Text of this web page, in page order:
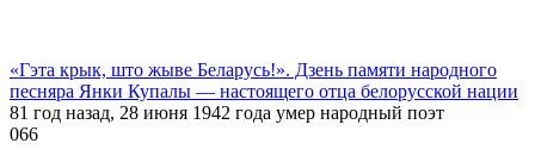
«Гэта крык, што жыве Беларусь!». Дзень памяти народного
песняра Янки Купалы — настоящего отца белорусской нации
81 год назад, 28 июня 1942 года умер народный поэт
066